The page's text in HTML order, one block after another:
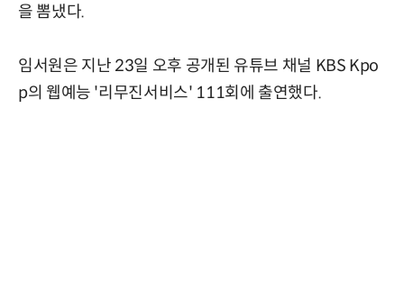
을 뽐냈다.
임서원은 지난 23일 오후 공개된 유튜브 채널 KBS Kpo
p의 웹예능 '리무진서비스' 111회에 출연했다.